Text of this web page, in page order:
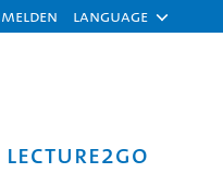
Language
Lecture2Go